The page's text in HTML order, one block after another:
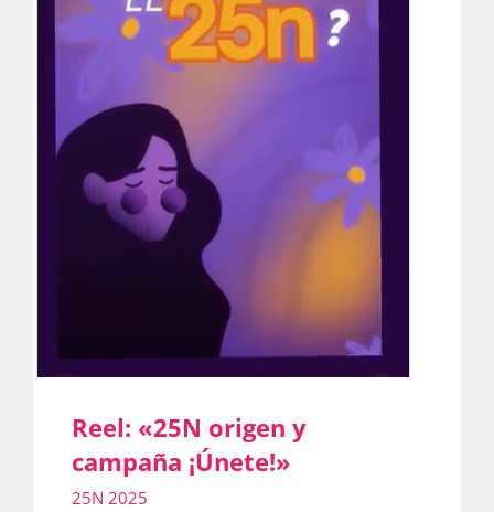
Reel: «25N origen y
campaña ¡Únete!»
25N 2025